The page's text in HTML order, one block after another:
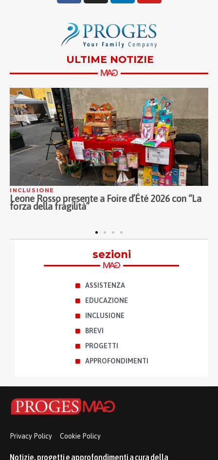
ULTIME NOTIZIE
COOPERAZIONE
Legacoop impegnata per realizzare campo estivi
per i bambini di Gaza
sezioni
ASSISTENZA
EDUCAZIONE
INCLUSIONE
BREVI
PROGETTI
APPROFONDIMENTI
Privacy Policy Cookie Policy
Notizie, progetti e approfondimenti a cura della